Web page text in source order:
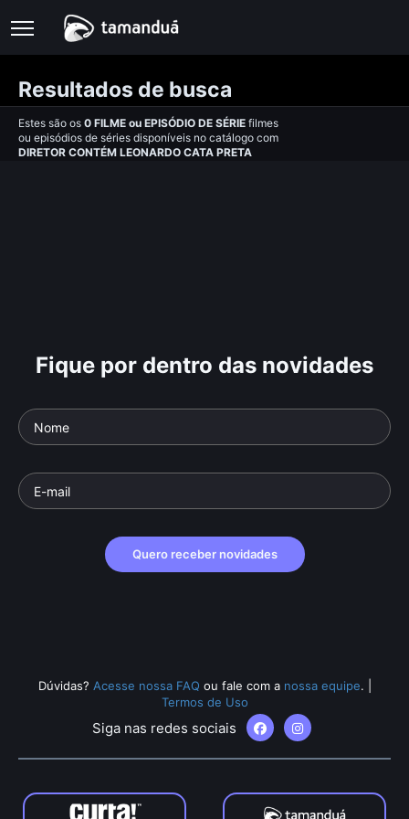
Resultados de busca
Estes são os 0 FILME ou EPISÓDIO DE SÉRIE filmes
ou episódios de séries disponíveis no catálogo com
DIRETOR CONTÉM LEONARDO CATA PRETA
Fique por dentro das novidades
Quero receber novidades
Dúvidas? Acesse nossa FAQ ou fale com a nossa equipe.
Termos de Uso
Siga nas redes sociais